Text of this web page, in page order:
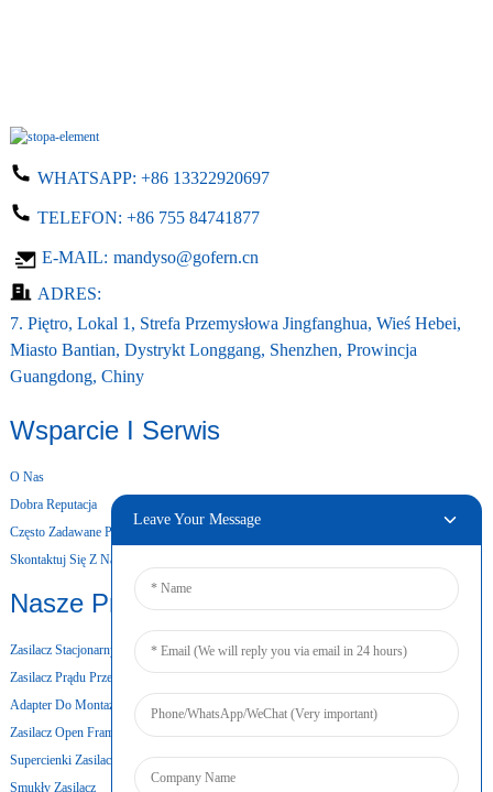
WHATSAPP: +86 13322920697
TELEFON: +86 755 84741877
E-MAIL: mandyso@gofern.cn
ADRES:
7. Piętro, Lokal 1, Strefa Przemysłowa Jingfanghua, Wieś Hebei,
Miasto Bantian, Dystrykt Longgang, Shenzhen, Prowincja
Guangdong, Chiny
Wsparcie I Serwis
O Nas
Dobra Reputacja
Często Zadawane Pytania
Skontaktuj Się Z Nami
Nasze Produkty
Zasilacz Stacjonarny
Zasilacz Prądu Przemiennego I Stałego
Adapter Do Montażu Ściennego
Zasilacz Open Frame
Supercienki Zasilacz
Smukły Zasilacz
Leave Your Message